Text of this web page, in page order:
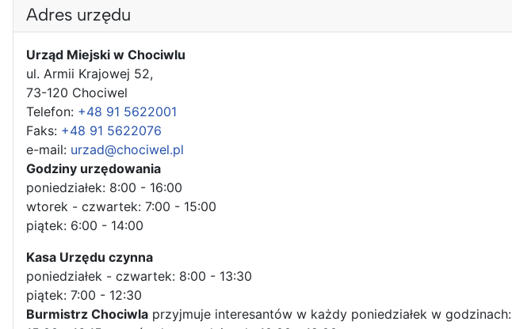
Adres urzędu
Urząd Miejski w Chociwlu
ul. Armii Krajowej 52,
73-120 Chociwel
Telefon: +48 91 5622001
Faks: +48 91 5622076
e-mail: urzad@chociwel.pl
Godziny urzędowania
poniedziałek: 8:00 - 16:00
wtorek - czwartek: 7:00 - 15:00
piątek: 6:00 - 14:00
Kasa Urzędu czynna
poniedziałek - czwartek: 8:00 - 13:30
piątek: 7:00 - 12:30
Burmistrz Chociwla przyjmuje interesantów w każdy poniedziałek w godzinach: